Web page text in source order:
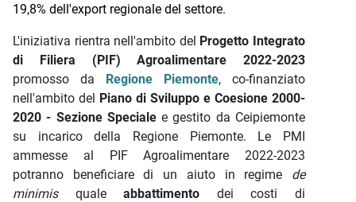
19,8% dell'export regionale del settore.
L'iniziativa rientra nell'ambito del Progetto Integrato
di Filiera (PIF) Agroalimentare 2022-2023
promosso da Regione Piemonte, co-finanziato
nell'ambito del Piano di Sviluppo e Coesione 2000-
2020 - Sezione Specialee gestito da Ceipiemonte
su incarico della Regione Piemonte. Le PMI
ammesse al PIF Agroalimentare 2022-2023
potranno beneficiare di un aiuto in regime de
minimisqualeabbattimento dei costi di